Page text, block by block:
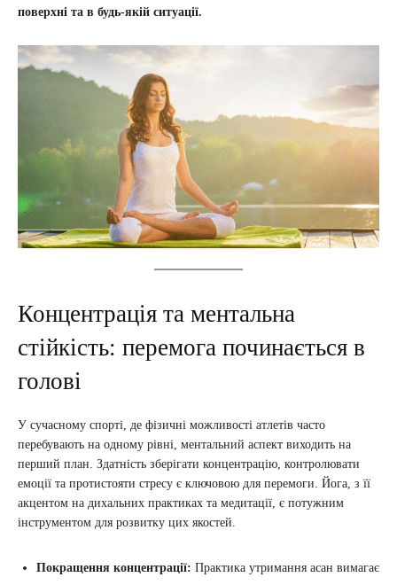
поверхні та в будь-якій ситуації.
Концентрація та ментальна
стійкість: перемога починається в
голові
У сучасному спорті, де фізичні можливості атлетів часто
перебувають на одному рівні, ментальний аспект виходить на
перший план. Здатність зберігати концентрацію, контролювати
емоції та протистояти стресу є ключовою для перемоги. Йога, з її
акцентом на дихальних практиках та медитації, є потужним
інструментом для розвитку цих якостей.
Покращення концентрації: Практика утримання асан вимагає